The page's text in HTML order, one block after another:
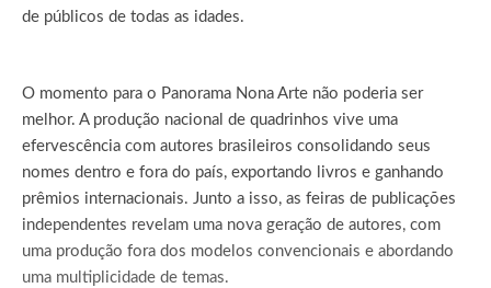
de públicos de todas as idades.
O momento para o Panorama Nona Arte não poderia ser
melhor. A produção nacional de quadrinhos vive uma
efervescência com autores brasileiros consolidando seus
nomes dentro e fora do país, exportando livros e ganhando
prêmios internacionais. Junto a isso, as feiras de publicações
independentes revelam uma nova geração de autores, com
uma produção fora dos modelos convencionais e abordando
uma multiplicidade de temas.